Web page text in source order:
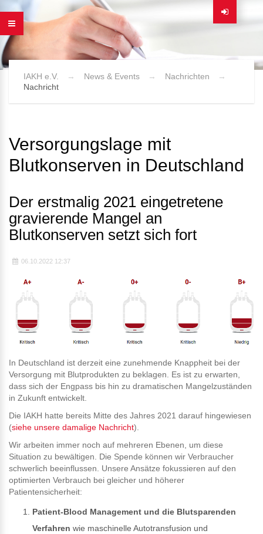
IAKH e.V. News & Events
Nachrichten
Nachricht
Versorgungslage mit
Blutkonserven in Deutschland
Der erstmalig 2021 eingetretene
gravierende Mangel an
Blutkonserven setzt sich fort
06.10.2022 12:37
In Deutschland ist derzeit eine zunehmende Knappheit bei der
Versorgung mit Blutprodukten zu beklagen. Es ist zu erwarten,
dass sich der Engpass bis hin zu dramatischen Mangelzuständen
in Zukunft entwickelt.
Die IAKH hatte bereits Mitte des Jahres 2021 darauf hingewiesen
(siehe unsere damalige Nachricht).
Wir arbeiten immer noch auf mehreren Ebenen, um diese
Situation zu bewältigen. Die Spende können wir Verbraucher
schwerlich beeinflussen. Unsere Ansätze fokussieren auf den
optimierten Verbrauch bei gleicher und höherer
Patientensicherheit:
Patient-Blood Management und die Blutsparenden
Verfahren wie maschinelle Autotransfusion und